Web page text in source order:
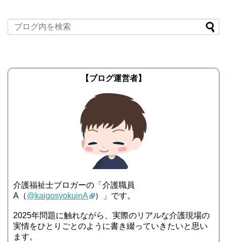
【ブログ運営者】
介護福祉士ブロガーの「介護職員
A（@kaigosyokuinA ）」です。
2025年問題に触れながら、実際のリアルな介護現場の
実情をひとりごとのように書き綴っていきたいと思い
ます。